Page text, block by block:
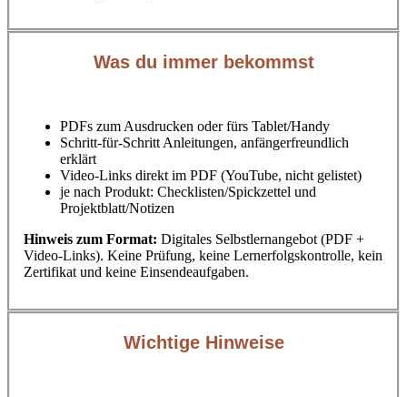
Was du immer bekommst
PDFs zum Ausdrucken oder fürs Tablet/Handy
Schritt‑für‑Schritt Anleitungen, anfängerfreundlich
erklärt
Video‑Links direkt im PDF (YouTube, nicht gelistet)
je nach Produkt: Checklisten/Spickzettel und
Projektblatt/Notizen
Hinweis zum Format: Digitales Selbstlernangebot (PDF +
Video‑Links). Keine Prüfung, keine Lernerfolgskontrolle, kein
Zertifikat und keine Einsendeaufgaben.
Wichtige Hinweise